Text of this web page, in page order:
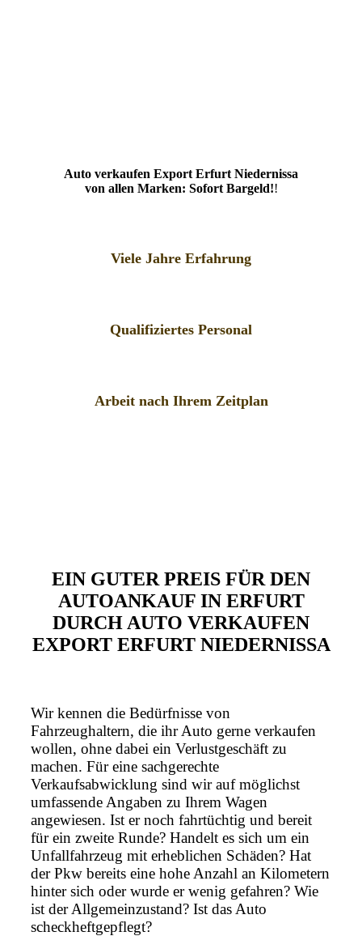
Auto verkaufen Export Erfurt Niedernissa
von allen Marken: Sofort Bargeld!!
Viele Jahre Erfahrung
Qualifiziertes Personal
Arbeit nach Ihrem Zeitplan
EIN GUTER PREIS FÜR DEN
AUTOANKAUF IN ERFURT
DURCH AUTO VERKAUFEN
EXPORT ERFURT NIEDERNISSA
Wir kennen die Bedürfnisse von
Fahrzeughaltern, die ihr Auto gerne verkaufen
wollen, ohne dabei ein Verlustgeschäft zu
machen. Für eine sachgerechte
Verkaufsabwicklung sind wir auf möglichst
umfassende Angaben zu Ihrem Wagen
angewiesen. Ist er noch fahrtüchtig und bereit
für ein zweite Runde? Handelt es sich um ein
Unfallfahrzeug mit erheblichen Schäden? Hat
der Pkw bereits eine hohe Anzahl an Kilometern
hinter sich oder wurde er wenig gefahren? Wie
ist der Allgemeinzustand? Ist das Auto
scheckheftgepflegt?